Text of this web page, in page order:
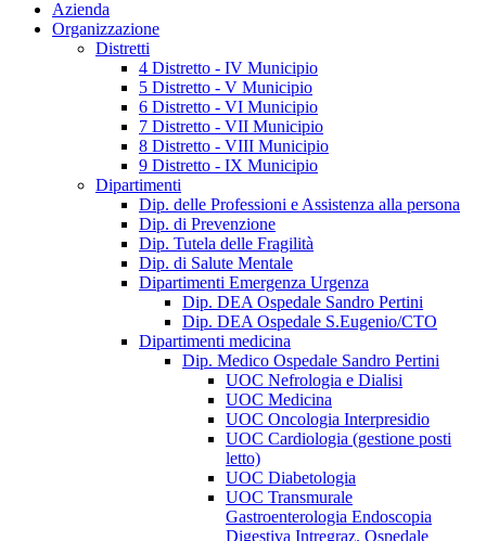
Azienda
Organizzazione
Distretti
4 Distretto - IV Municipio
5 Distretto - V Municipio
6 Distretto - VI Municipio
7 Distretto - VII Municipio
8 Distretto - VIII Municipio
9 Distretto - IX Municipio
Dipartimenti
Dip. delle Professioni e Assistenza alla persona
Dip. di Prevenzione
Dip. Tutela delle Fragilità
Dip. di Salute Mentale
Dipartimenti Emergenza Urgenza
Dip. DEA Ospedale Sandro Pertini
Dip. DEA Ospedale S.Eugenio/CTO
Dipartimenti medicina
Dip. Medico Ospedale Sandro Pertini
UOC Nefrologia e Dialisi
UOC Medicina
UOC Oncologia Interpresidio
UOC Cardiologia (gestione posti
letto)
UOC Diabetologia
UOC Transmurale
Gastroenterologia Endoscopia
Digestiva Intregraz. Ospedale